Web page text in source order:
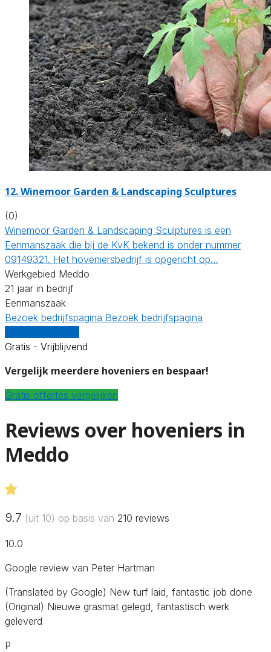
12.Winemoor Garden & Landscaping Sculptures
(0)
Winemoor Garden & Landscaping Sculptures is een
Eenmanszaak die bij de KvK bekend is onder nummer
09149321. Het hoveniersbedrijf is opgericht op…
Werkgebied Meddo
21 jaar in bedrijf
Eenmanszaak
Bezoek bedrijfspagina Bezoek bedrijfspagina
Gratis - Vrijblijvend
Vergelijk meerdere hoveniers en bespaar!
Gratis offertes vergelijken
Reviews over hoveniers in
Meddo
9.7 (uit 10) op basis van 210 reviews
10.0
Google review van Peter Hartman
(Translated by Google) New turf laid, fantastic job done
(Original) Nieuwe grasmat gelegd, fantastisch werk
geleverd
P